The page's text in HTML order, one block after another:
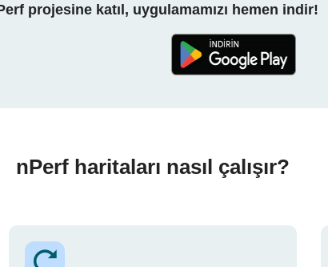
projesine katıl, uygulamamızı hemen indir!
nPerf haritaları nasıl çalışır?